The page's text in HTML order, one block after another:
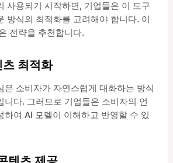
사용되기 시작하면, 기업들은 이 도구
방식의 최적화를 고려해야 합니다. 이
전략을 추천합니다.
최적화
은 소비자가 자연스럽게 대화하는 방식
니다. 그러므로 기업들은 소비자의 언
하여 AI 모델이 이해하고 반영할 수 있